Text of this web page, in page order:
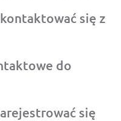
się z
do
się